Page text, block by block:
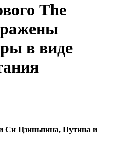
The
в виде
Си Цзиньпина, Путина и